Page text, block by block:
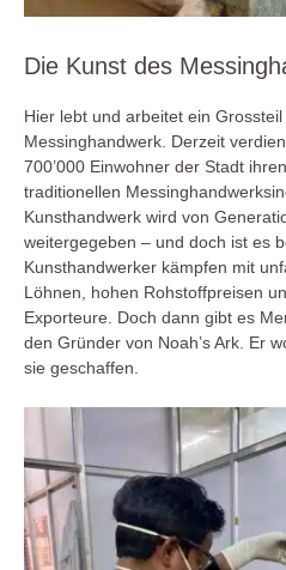
Die Kunst des
Hier lebt und arbeitet ein
Messinghandwerk. Derzeit
700’000 Einwohner der Stadt
traditionellen
Kunsthandwerk wird von
weitergegeben – und doch ist es
Kunsthandwerker kämpfen mit
Löhnen, hohen Rohstoffpreisen
Exporteure. Doch dann gibt es
den Gründer von Noah’s Ark. Er
sie geschaffen.